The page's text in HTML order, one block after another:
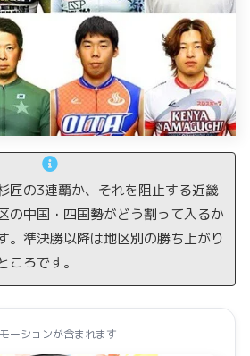
匠の3連覇か、それを阻止する近畿
の中国・四国勢がどう割って入るか
。準決勝以降は地区別の勝ち上がり
ころです。
ーションが含まれます